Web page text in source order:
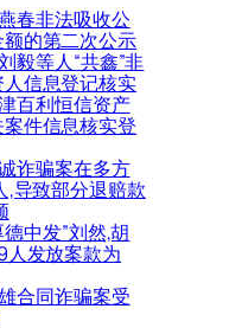
春非法吸收公
的第二次公示
毅等人“共鑫”非
信息登记核实
百利恒信资产
件信息核实登
诈骗案在多方
,导致部分退赔款
中发”刘然,胡
发放案款为
合同诈骗案受